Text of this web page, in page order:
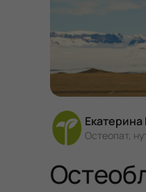
Остеопат,